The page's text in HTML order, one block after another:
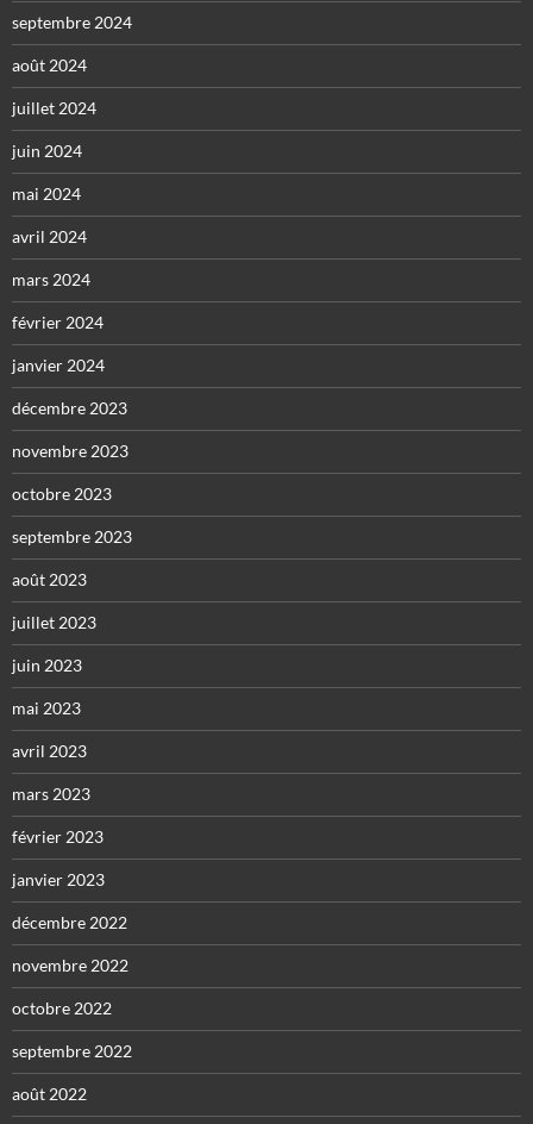
septembre 2024
août 2024
juillet 2024
juin 2024
mai 2024
avril 2024
mars 2024
février 2024
janvier 2024
décembre 2023
novembre 2023
octobre 2023
septembre 2023
août 2023
juillet 2023
juin 2023
mai 2023
avril 2023
mars 2023
février 2023
janvier 2023
décembre 2022
novembre 2022
octobre 2022
septembre 2022
août 2022